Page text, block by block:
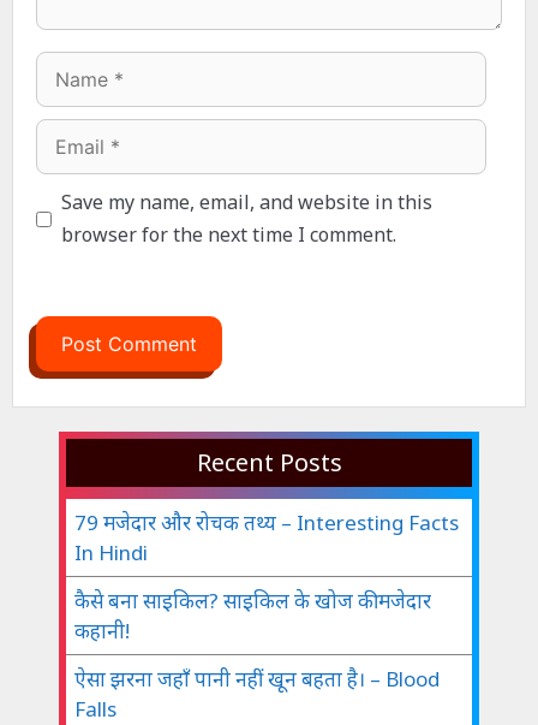
Name
Email
Save my name, email, and website in this
browser for the next time I comment.
Recent Posts
79 मजेदार और रोचक तथ्य – Interesting Facts
In Hindi
कैसे बना साइकिल? साइकिल के खोज की मजेदार
कहानी!
ऐसा झरना जहाँ पानी नहीं खून बहता है। – Blood
Falls